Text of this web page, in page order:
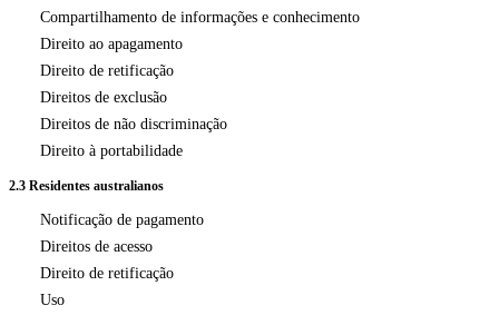
Compartilhamento de informações e conhecimento
Direito ao apagamento
Direito de retificação
Direitos de exclusão
Direitos de não discriminação
Direito à portabilidade
2.3 Residentes australianos
Notificação de pagamento
Direitos de acesso
Direito de retificação
Uso